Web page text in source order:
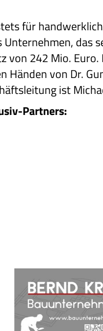
für
das
von 242 Mio. Euro.
Händen von Dr.
ist
Partners: